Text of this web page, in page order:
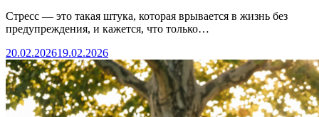
Стресс — это такая штука, которая врывается в жизнь без
предупреждения, и кажется, что только…
20.02.202619.02.2026